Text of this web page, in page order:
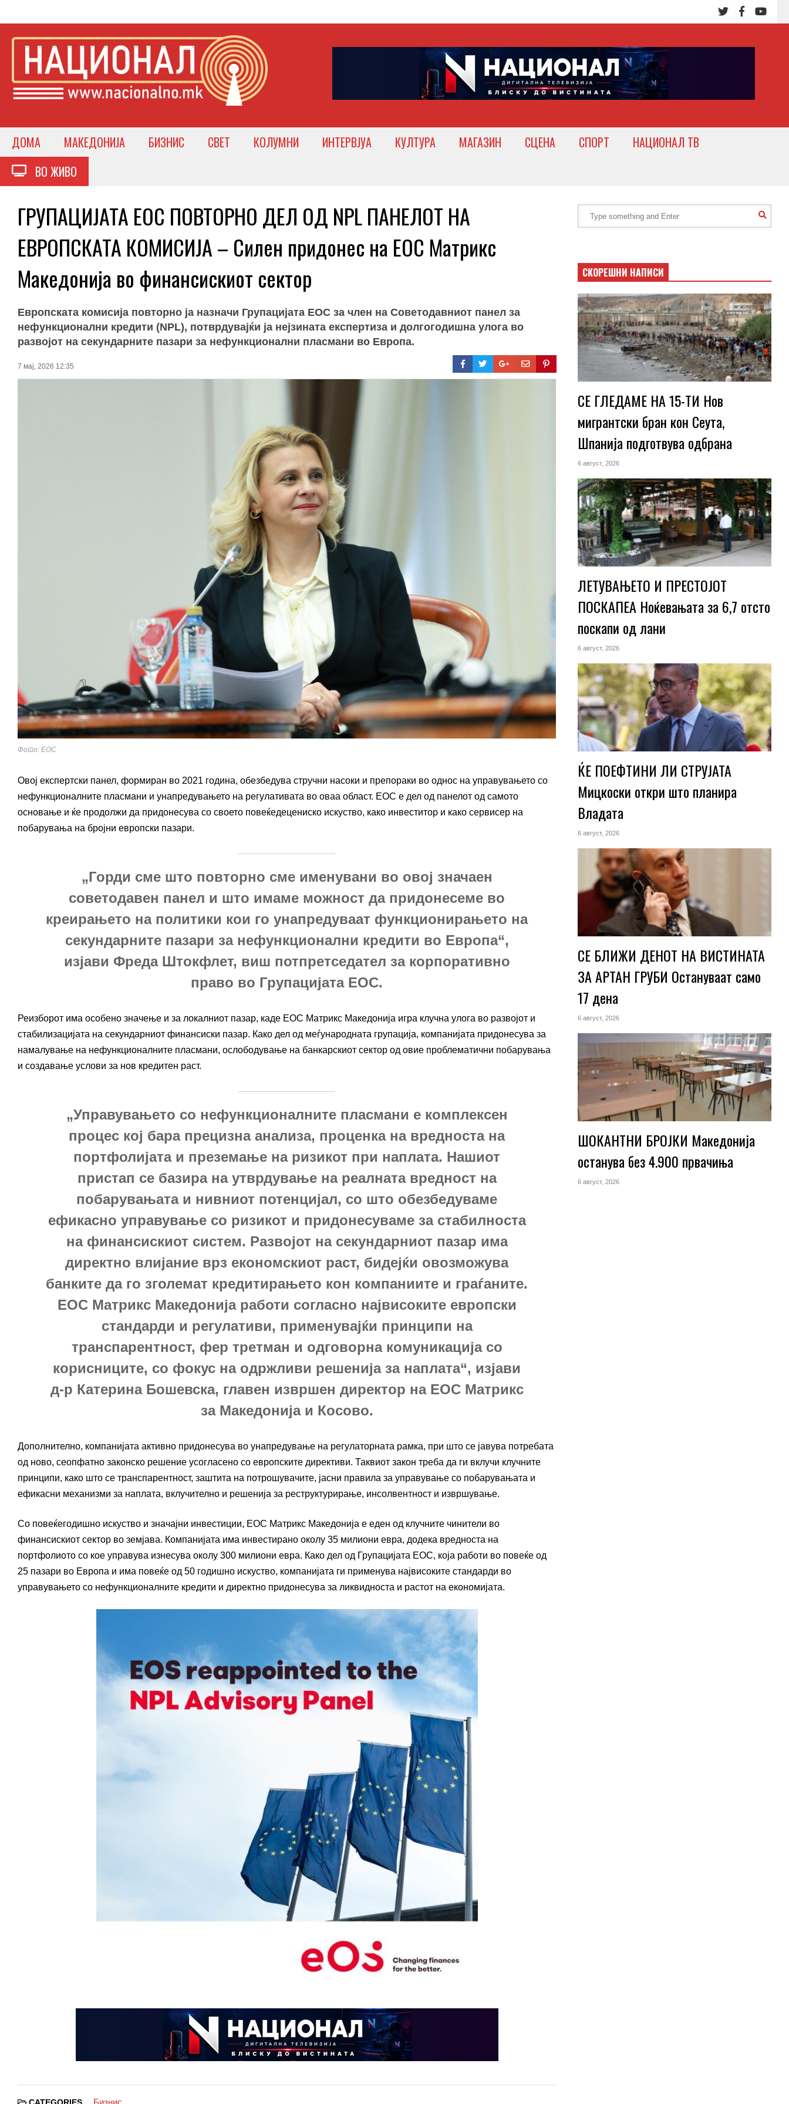
ДОМА МАКЕДОНИЈА БИЗНИС СВЕТ КОЛУМНИ ИНТЕРВЈУА КУЛТУРА МАГАЗИН СЦЕНА СПОРТ
НАЦИОНАЛ ТВ
ВО ЖИВО
ГРУПАЦИЈАТА ЕОС ПОВТОРНО ДЕЛ ОД NPL ПАНЕЛОТ НА
ЕВРОПСКАТА КОМИСИЈА – Силен придонес на ЕОС Матрикс
Македонија во финансискиот сектор
Европската комисија повторно ја назначи Групацијата ЕОС за член на Советодавниот панел за
нефункционални кредити (NPL), потврдувајќи ја нејзината експертиза и долгогодишна улога во
развојот на секундарните пазари за нефункционални пласмани во Европа.
7 мај, 2026 12:35
Фото: ЕОС
Овој експертски панел, формиран во 2021 година, обезбедува стручни насоки и препораки во однос на управувањето со
нефункционалните пласмани и унапредувањето на регулативата во оваа област. ЕОС е дел од панелот од самото
основање и ќе продолжи да придонесува со своето повеќедецениско искуство, како инвеститор и како сервисер на
побарувања на бројни европски пазари.
„Горди сме што повторно сме именувани во овој значаен
советодавен панел и што имаме можност да придонесеме во
креирањето на политики кои го унапредуваат функционирањето на
секундарните пазари за нефункционални кредити во Европа“,
изјави Фреда Штокфлет, виш потпретседател за корпоративно
право во Групацијата ЕОС.
Реизборот има особено значење и за локалниот пазар, каде ЕОС Матрикс Македонија игра клучна улога во развојот и
стабилизацијата на секундарниот финансиски пазар. Како дел од меѓународната групација, компанијата придонесува за
намалување на нефункционалните пласмани, ослободување на банкарскиот сектор од овие проблематични побарувања
и создавање услови за нов кредитен раст.
„Управувањето со нефункционалните пласмани е комплексен
процес кој бара прецизна анализа, проценка на вредноста на
портфолијата и преземање на ризикот при наплата. Нашиот
пристап се базира на утврдување на реалната вредност на
побарувањата и нивниот потенцијал, со што обезбедуваме
ефикасно управување со ризикот и придонесуваме за стабилноста
на финансискиот систем. Развојот на секундарниот пазар има
директно влијание врз економскиот раст, бидејќи овозможува
банките да го зголемат кредитирањето кон компаниите и граѓаните.
ЕОС Матрикс Македонија работи согласно највисоките европски
стандарди и регулативи, применувајќи принципи на
транспарентност, фер третман и одговорна комуникација со
корисниците, со фокус на одржливи решенија за наплата“, изјави
д-р Катерина Бошевска, главен извршен директор на ЕОС Матрикс
за Македонија и Косово.
Дополнително, компанијата активно придонесува во унапредување на регулаторната рамка, при што се јавува потребата
од ново, сеопфатно законско решение усогласено со европските директиви. Таквиот закон треба да ги вклучи клучните
принципи, како што се транспарентност, заштита на потрошувачите, јасни правила за управување со побарувањата и
ефикасни механизми за наплата, вклучително и решенија за реструктурирање, инсолвентност и извршување.
Со повеќегодишно искуство и значајни инвестиции, ЕОС Матрикс Македонија е еден од клучните чинители во
финансискиот сектор во земјава. Компанијата има инвестирано околу 35 милиони евра, додека вредноста на
портфолиото со кое управува изнесува околу 300 милиони евра. Како дел од Групацијата ЕОС, која работи во повеќе од
25 пазари во Европа и има повеќе од 50 годишно искуство, компанијата ги применува највисоките стандарди во
управувањето со нефункционалните кредити и директно придонесува за ликвидноста и растот на економијата.
Бизнис
СКОРЕШНИ НАПИСИ
СЕ ГЛЕДАМЕ НА 15-ТИ Нов
мигрантски бран кон Сеута,
Шпанија подготвува одбрана
6 август, 2026
ЛЕТУВАЊЕТО И ПРЕСТОЈОТ
ПОСКАПЕА Ноќевањата за 6,7 отсто
поскапи од лани
6 август, 2026
ЌЕ ПОЕФТИНИ ЛИ СТРУЈАТА
Мицкоски откри што планира
Владата
6 август, 2026
СЕ БЛИЖИ ДЕНОТ НА ВИСТИНАТА
ЗА АРТАН ГРУБИ Остануваат само
17 дена
6 август, 2026
ШОКАНТНИ БРОЈКИ Македонија
останува без 4.900 првачиња
6 август, 2026